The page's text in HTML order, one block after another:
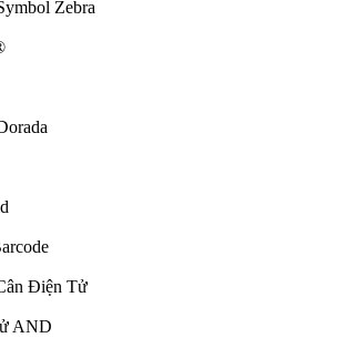
Zebra
Điện Tử
AND